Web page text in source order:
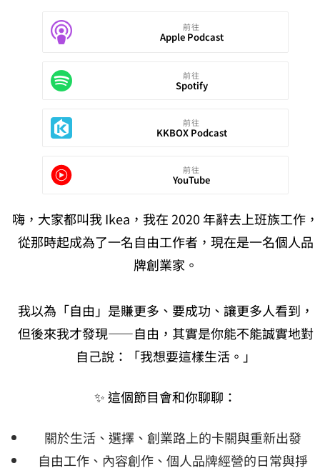
前往
Apple Podcast
前往
Spotify
前往
KKBOX Podcast
前往
YouTube
嗨，大家都叫我 Ikea，我在 2020 年辭去上班族工作，
從那時起成為了一名自由工作者，現在是一名個人品
牌創業家。
我以為「自由」是賺更多、要成功、讓更多人看到，
但後來我才發現——自由，其實是你能不能誠實地對
自己說：「我想要這樣生活。」
✨ 這個節目會和你聊聊：
關於生活、選擇、創業路上的卡關與重新出發
自由工作、內容創作、個人品牌經營的日常與掙